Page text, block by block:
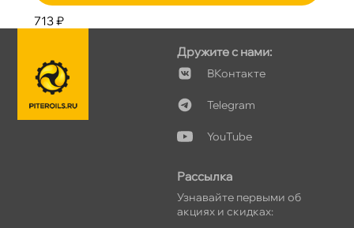
713 ₽
Дружите с нами:
Контакте
Telegram
YouTube
Рассылка
Узнавайте первыми о
акциях и скидках: